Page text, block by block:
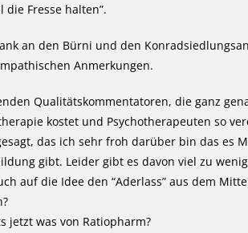
die Fresse halten”.
an den Bürni und den
Anmerkungen.
Qualitätskommentatoren, die ganz
kostet und Psychotherapeuten so
das ich sehr froh darüber bin das es
gibt. Leider gibt es davon viel zu
auf die Idee den “Aderlass” aus dem
jetzt was von Ratiopharm?